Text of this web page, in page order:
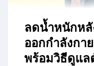
ลดน้ำหนักห
ออกกำลังกา
พร้อมวิธีดูแล